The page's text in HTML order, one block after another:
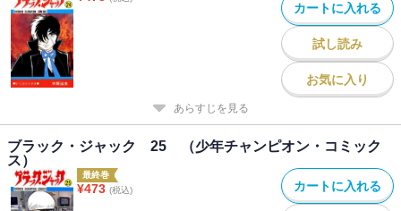
カートに入れる
試し読み
お気に入り
あらすじを見る
ブラック・ジャック 25 （少年チャンピオン・コミック
ス）
最終巻
¥473 (税込) カートに入れる